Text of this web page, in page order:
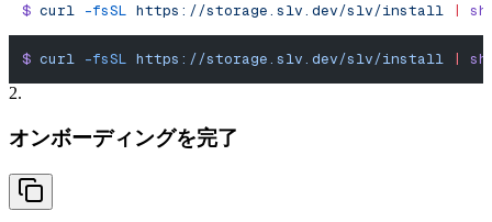
$ curl -fsSL https://storage.slv.dev/slv/install | sh
$ curl -fsSL https://storage.slv.dev/slv/install |
sh
2.
オンボーディングを完了